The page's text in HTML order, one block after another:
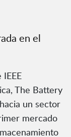
en el
The Battery
hacia un sector
mercado